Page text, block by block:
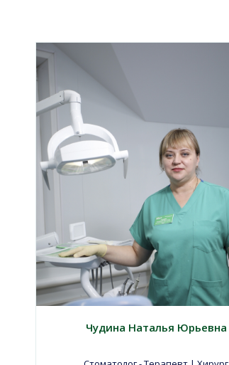
Чудина Наталья Юрьевна